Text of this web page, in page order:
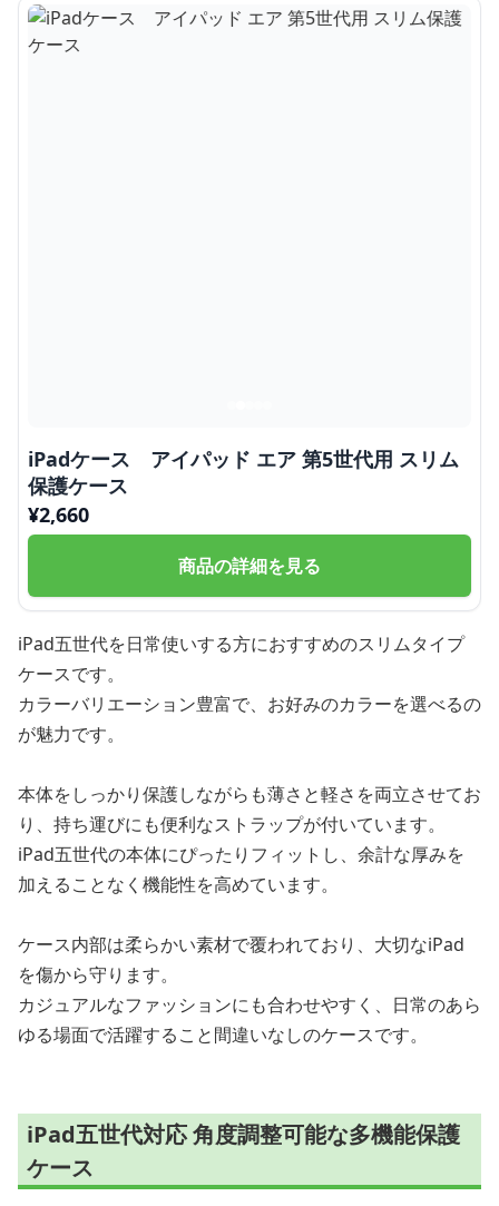
iPadケース アイパッド エア 第5世代用 スリム
保護ケース
¥2,660
商品の詳細を見る
iPad五世代を日常使いする方におすすめのスリムタイプ
ケースです。
カラーバリエーション豊富で、お好みのカラーを選べるの
が魅力です。
本体をしっかり保護しながらも薄さと軽さを両立させてお
り、持ち運びにも便利なストラップが付いています。
iPad五世代の本体にぴったりフィットし、余計な厚みを
加えることなく機能性を高めています。
ケース内部は柔らかい素材で覆われており、大切なiPad
を傷から守ります。
カジュアルなファッションにも合わせやすく、日常のあら
ゆる場面で活躍すること間違いなしのケースです。
iPad五世代対応 角度調整可能な多機能保護
ケース